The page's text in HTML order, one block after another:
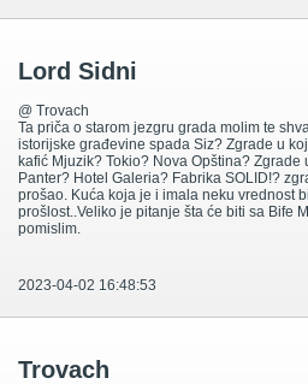
Lord Sidni
@ Trovach
Ta priča o starom jezgru grada molim te
istorijske građevine spada Siz? Zgrade u
kafić Mjuzik? Tokio? Nova Opština?
Panter? Hotel Galeria? Fabrika SOLID!?
prošao. Kuća koja je i imala neku vrednost
prošlost..Veliko je pitanje šta će biti sa Bife
pomislim.
2023-04-02 16:48:53
Trovach